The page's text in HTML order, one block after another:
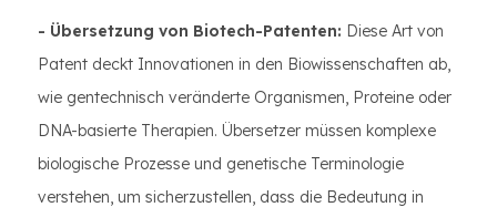
- Übersetzung von Biotech-Patenten: Diese Art von
Patent deckt Innovationen in den Biowissenschaften ab,
wie gentechnisch veränderte Organismen, Proteine oder
DNA-basierte Therapien. Übersetzer müssen komplexe
biologische Prozesse und genetische Terminologie
verstehen, um sicherzustellen, dass die Bedeutung in